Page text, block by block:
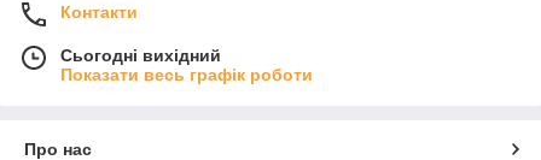
Контакти
Сьогодні вихідний
Показати весь графік роботи
Про нас